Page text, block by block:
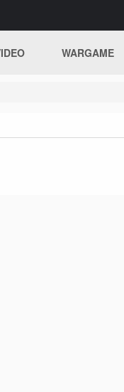
WARGAME